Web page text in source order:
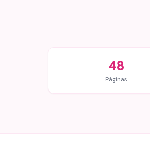
48
Páginas